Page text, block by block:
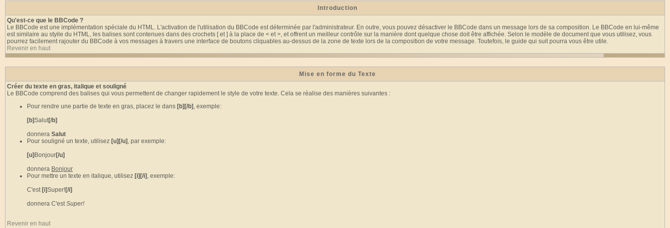
Introduction
Qu'est-ce que le BBCode ?
Le BBCode est une implémentation spéciale du HTML. L'activation de l'utilisation du BBCode est déterminée par l'administrateur. En outre, vous pouvez désactiver le BBCode dans un message lors de sa composition. Le BBCode en lui-même
est similaire au styile du HTML, les balises sont contenues dans des crochets [ et ] à la place de < et >, et offrent un meilleur contrôle sur la manière dont quelque chose doit être affichée. Selon le modèle de document que vous utilisez, vous
pourrez facilement rajouter du BBCode à vos messages à travers une interface de boutons cliquables au-dessus de la zone de texte lors de la composition de votre message. Toutefois, le guide qui suit pourra vous être utile.
Revenir en haut
Mise en forme du Texte
Créer du texte en gras, italique et souligné
Le BBCode comprend des balises qui vous permettent de changer rapidement le style de votre texte. Cela se réalise des manières suivantes :
Pour rendre une partie de texte en gras, placez le dans [b][/b] , exemple:
[b]Salut[/b]
donnera Salut
Pour souligné un texte, utilisez [u][/u] , par exemple:
[u] Bonjour[/u]
donnera Bonjour
Pour mettre un texte en italique, utilisez [i][/i] , exemple:
C'est [i]Super![/i]
donnera C'estSuper!
Revenir en haut